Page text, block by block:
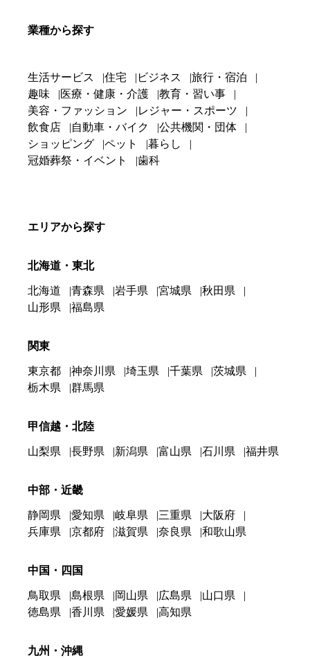
業種から探す
生活サービス 住宅 ビジネス
旅行・宿泊
趣味
医療・健康・介護
教育・習い事
美容・ファッション
レジャー・スポーツ
飲食店
自動車・バイク
公共機関・団体
ショッピング
ペット
暮らし
冠婚葬祭・イベント
歯科
エリアから探す
北海道・東北
北海道 青森県 岩手県 宮城県
秋田県
山形県
福島県
関東
東京都 神奈川県 埼玉県 千葉県
茨城県
栃木県
群馬県
甲信越・北陸
山梨県 長野県 新潟県 富山県 石川県 福井県
中部・近畿
静岡県 愛知県 岐阜県 三重県
大阪府
兵庫県
京都府 滋賀県 奈良県 和歌山県
中国・四国
鳥取県 島根県 岡山県 広島県
山口県
徳島県
香川県 愛媛県 高知県
九州・沖縄